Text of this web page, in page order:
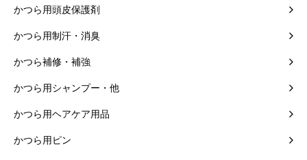
かつら用頭皮保護剤
かつら用制汗・消臭
かつら補修・補強
かつら用シャンプー・他
かつら用ヘアケア用品
かつら用ピン